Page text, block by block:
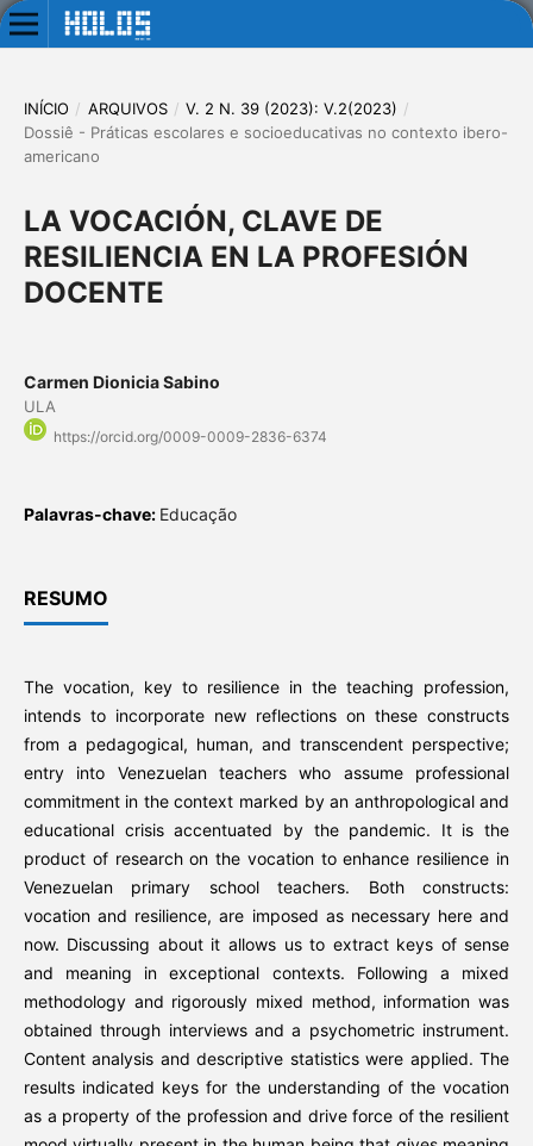
INÍCIO / ARQUIVOS / V. 2 N. 39 (2023): V.2(2023) /
Dossiê - Práticas escolares e socioeducativas no contexto ibero-
americano
LA VOCACIÓN, CLAVE DE
RESILIENCIA EN LA PROFESIÓN
DOCENTE
Carmen Dionicia Sabino
ULA
https://orcid.org/0009-0009-2836-6374
Palavras-chave: Educação
RESUMO
The vocation, key to resilience in the teaching profession,
intends to incorporate new reflections on these constructs
from a pedagogical, human, and transcendent perspective;
entry into Venezuelan teachers who assume professional
commitment in the context marked by an anthropological and
educational crisis accentuated by the pandemic. It is the
product of research on the vocation to enhance resilience in
Venezuelan primary school teachers. Both constructs:
vocation and resilience, are imposed as necessary here and
now. Discussing about it allows us to extract keys of sense
and meaning in exceptional contexts. Following a mixed
methodology and rigorously mixed method, information was
obtained through interviews and a psychometric instrument.
Content analysis and descriptive statistics were applied. The
results indicated keys for the understanding of the vocation
as a property of the profession and drive force of the resilient